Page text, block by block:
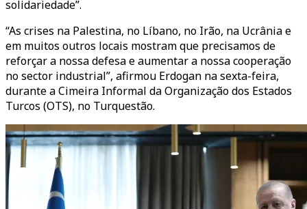
solidariedade”.
“As crises na Palestina, no Líbano, no Irão, na Ucrânia e
em muitos outros locais mostram que precisamos de
reforçar a nossa defesa e aumentar a nossa cooperação
no sector industrial”, afirmou Erdogan na sexta-feira,
durante a Cimeira Informal da Organização dos Estados
Turcos (OTS), no Turquestão.